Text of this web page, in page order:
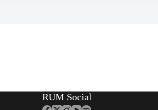
RUM Social